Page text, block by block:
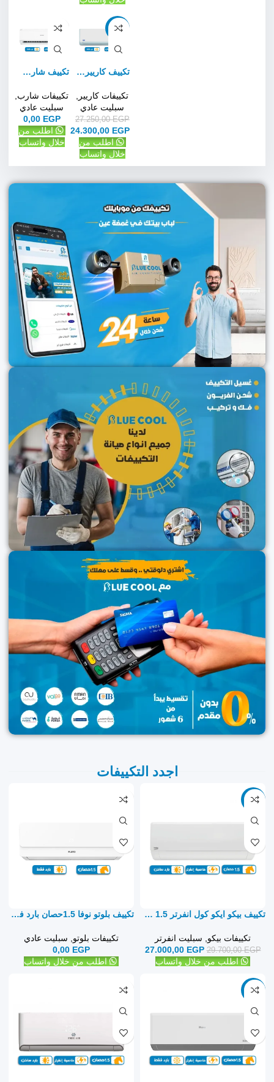
-11%
تكييف كاريير أوبتي ماكس برو 1.5 حصان بارد فقط – سبليت
تكييفات كاريير
سبليت عادي
27.250,00EGP
24.300,00 EGP
اطلب من
خلال واتساب
تكييف شارب استاندرد 1.5حصان بارد فقط – سبليت
تكييفات شارب
سبليت عادي
0,00 EGP
اطلب من
خلال واتساب
اجدد التكييفات
-9%
تكييف بيكو ايكو كول انفرتر 1.5 حصان بارد ساخن- سبليت
تكييفات بيكو سبليت انفرتر
29.700,00EGP
27.000,00 EGP
اطلب من خلال واتساب
تكييف بلوتو نوفا 1.5حصان بارد فقط – سبليت
تكييفات بلوتو
سبليت عادي
0,00 EGP
اطلب من خلال واتساب
-13%